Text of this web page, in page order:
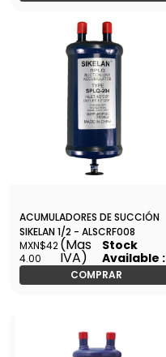
ACUMULADORES DE SUCCIÓN
SIKELAN 1/2 - ALSCRF008
MXN$42
4.00
(Mas
IVA)
Stock
Available :
COMPRAR